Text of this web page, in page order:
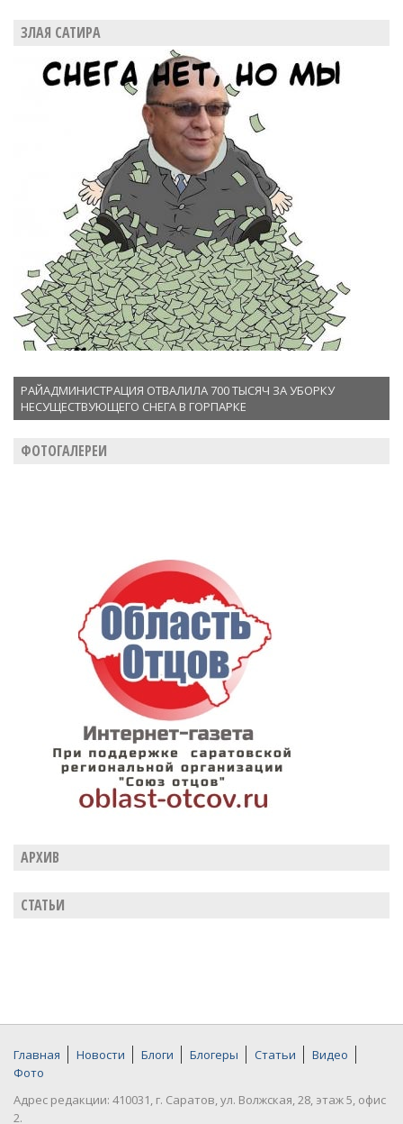
ЗЛАЯ САТИРА
РАЙАДМИНИСТРАЦИЯ ОТВАЛИЛА 700 ТЫСЯЧ ЗА УБОРКУ
НЕСУЩЕСТВУЮЩЕГО СНЕГА В ГОРПАРКЕ
ФОТОГАЛЕРЕИ
АРХИВ
СТАТЬИ
Главная Новости Блоги Блогеры Статьи
Видео
Фото
Адрес редакции: 410031, г. Саратов, ул. Волжская, 28, этаж 5, офис
2.